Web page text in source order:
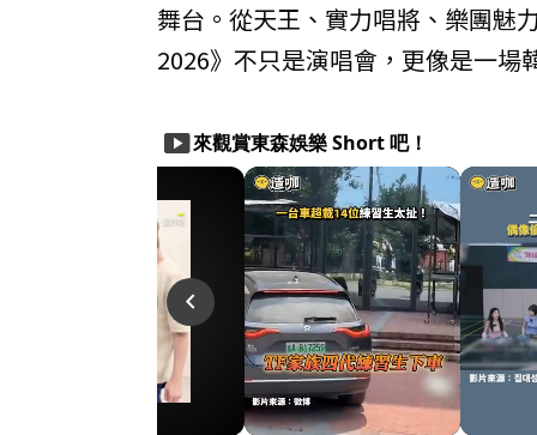
舞台。從天王、實力唱將、樂團魅
2026》不只是演唱會，更像是一場
smart_display來觀賞東森娛樂 Short 吧！
navigate_before play_arrow